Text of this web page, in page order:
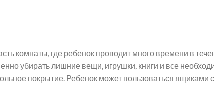
комнаты, где ребенок проводит много времени в
убирать лишние вещи, игрушки, книги и все
покрытие. Ребенок может пользоваться ящиками